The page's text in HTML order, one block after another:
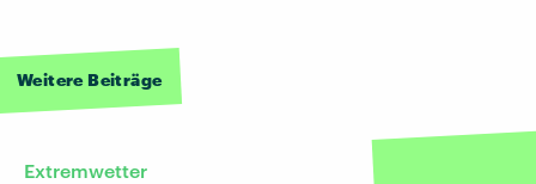
Weitere Beiträge
Extremwetter